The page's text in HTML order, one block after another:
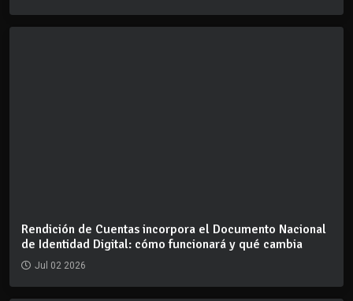
Rendición de Cuentas incorpora el Documento Nacional
de Identidad Digital: cómo funcionará y qué cambia
Jul 02 2026